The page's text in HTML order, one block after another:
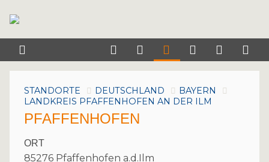
STANDORTE DEUTSCHLAND
BAYERN
LANDKREIS PFAFFENHOFEN AN DER ILM
PFAFFENHOFEN
ORT
85276 Pfaffenhofen a.d.Ilm